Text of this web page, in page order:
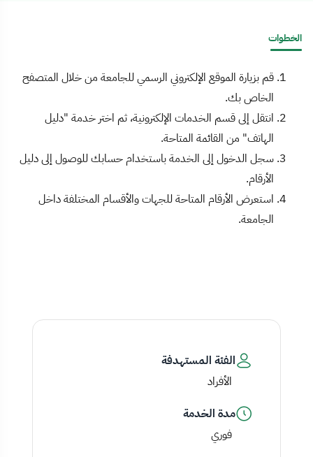
الفئة المستهدفة
الأفراد
مدة الخدمة
فوري
الخطوات
قم بزيارة الموقع الإلكتروني الرسمي للجامعة من خلال المتصفح
الخاص بك.
انتقل إلى قسم الخدمات الإلكترونية، ثم اختر خدمة "دليل
الهاتف" من القائمة المتاحة.
سجل الدخول إلى الخدمة باستخدام حسابك للوصول إلى دليل
الأرقام.
استعرض الأرقام المتاحة للجهات والأقسام المختلفة داخل
الجامعة.